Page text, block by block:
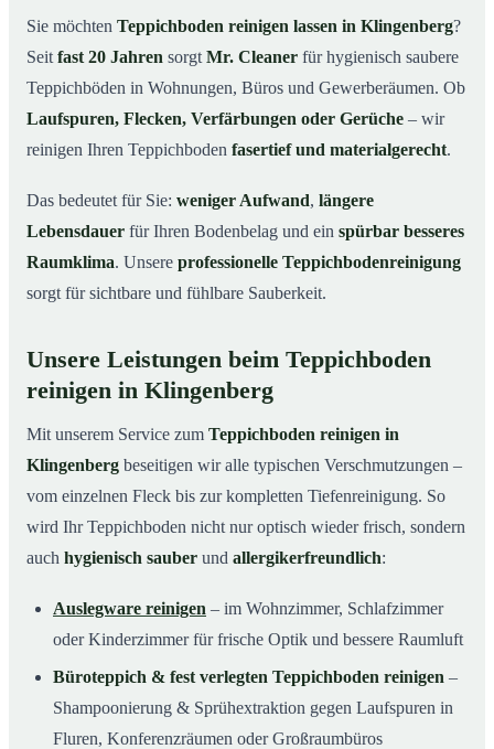
Warum Teppichboden reinigen mit Mr. Cleaner in
Klingenberg?
So funktioniert’s
Umgebung
Jetzt Angebot einholen
07So reinigen unsere Profis Teppichböden in Klingenberg
Sie möchten Teppichboden reinigen lassen in Klingenberg?
Seit fast 20 Jahren sorgt Mr. Cleaner für hygienisch saubere
Teppichböden in Wohnungen, Büros und Gewerberäumen. Ob
Laufspuren, Flecken, Verfärbungen oder Gerüche – wir
reinigen Ihren Teppichboden fasertief und materialgerecht.
Das bedeutet für Sie: weniger Aufwand, längere
Lebensdauer für Ihren Bodenbelag und ein spürbar besseres
Raumklima. Unsere professionelle Teppichbodenreinigung
sorgt für sichtbare und fühlbare Sauberkeit.
Unsere Leistungen beim Teppichboden
reinigen in Klingenberg
Mit unserem Service zum Teppichboden reinigen in
Klingenberg beseitigen wir alle typischen Verschmutzungen –
vom einzelnen Fleck bis zur kompletten Tiefenreinigung. So
wird Ihr Teppichboden nicht nur optisch wieder frisch, sondern
auch hygienisch sauber und allergikerfreundlich:
Auslegware reinigen – im Wohnzimmer, Schlafzimmer
oder Kinderzimmer für frische Optik und bessere Raumluft
Büroteppich & fest verlegten Teppichboden reinigen –
Shampoonierung & Sprühextraktion gegen Laufspuren in
Fluren, Konferenzräumen oder Großraumbüros